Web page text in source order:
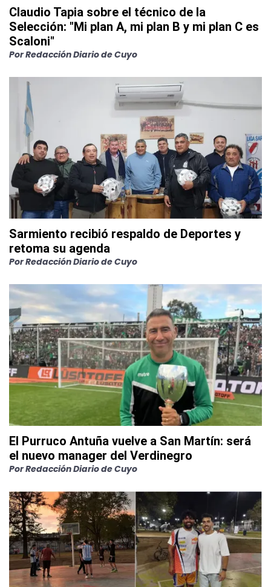
Claudio Tapia sobre el técnico de la
Selección: "Mi plan A, mi plan B y mi plan C es
Scaloni"
PorRedacción Diario de Cuyo
Sarmiento recibió respaldo de Deportes y
retoma su agenda
PorRedacción Diario de Cuyo
El Purruco Antuña vuelve a San Martín: será
el nuevo manager del Verdinegro
PorRedacción Diario de Cuyo